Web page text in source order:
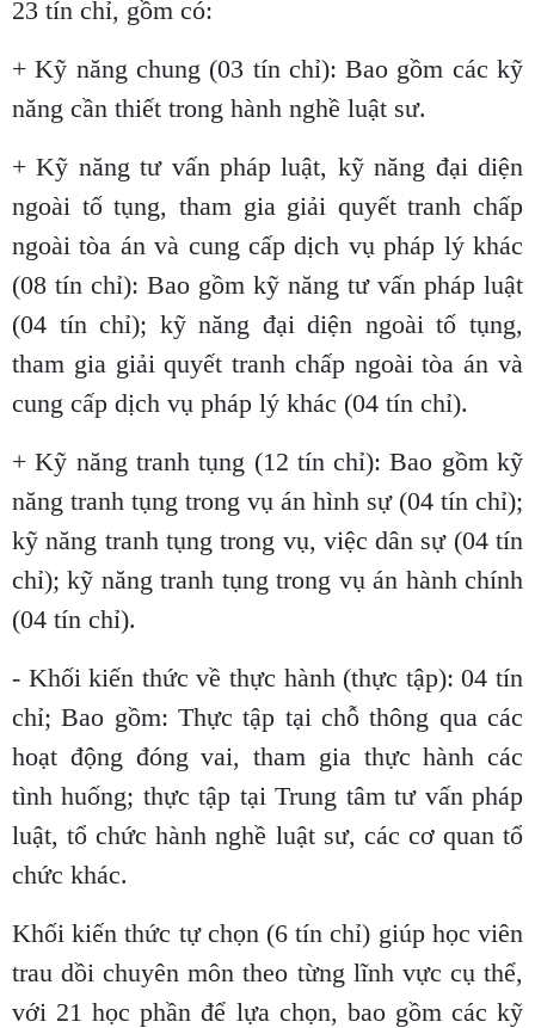
23 tín chỉ, gồm có:
+ Kỹ năng chung (03 tín chỉ): Bao gồm các kỹ
năng cần thiết trong hành nghề luật sư.
+ Kỹ năng tư vấn pháp luật, kỹ năng đại diện
ngoài tố tụng, tham gia giải quyết tranh chấp
ngoài tòa án và cung cấp dịch vụ pháp lý khác
(08 tín chỉ): Bao gồm kỹ năng tư vấn pháp luật
(04 tín chỉ); kỹ năng đại diện ngoài tố tụng,
tham gia giải quyết tranh chấp ngoài tòa án và
cung cấp dịch vụ pháp lý khác (04 tín chỉ).
+ Kỹ năng tranh tụng (12 tín chỉ): Bao gồm kỹ
năng tranh tụng trong vụ án hình sự (04 tín chỉ);
kỹ năng tranh tụng trong vụ, việc dân sự (04 tín
chỉ); kỹ năng tranh tụng trong vụ án hành chính
(04 tín chỉ).
- Khối kiến thức về thực hành (thực tập): 04 tín
chỉ; Bao gồm: Thực tập tại chỗ thông qua các
hoạt động đóng vai, tham gia thực hành các
tình huống; thực tập tại Trung tâm tư vấn pháp
luật, tổ chức hành nghề luật sư, các cơ quan tổ
chức khác.
Khối kiến thức tự chọn (6 tín chỉ) giúp học viên
trau dồi chuyên môn theo từng lĩnh vực cụ thể,
với 21 học phần để lựa chọn, bao gồm các kỹ